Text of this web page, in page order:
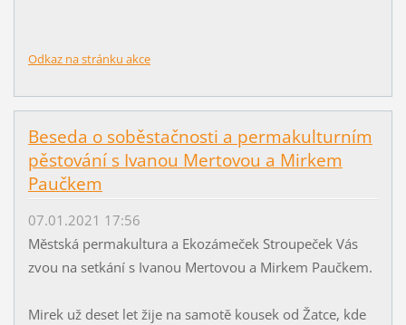
Odkaz na stránku akce
Beseda o soběstačnosti a permakulturním
pěstování s Ivanou Mertovou a Mirkem
Paučkem
07.01.2021 17:56
Městská permakultura a Ekozámeček Stroupeček Vás
zvou na setkání s Ivanou Mertovou a Mirkem Paučkem.
Mirek už deset let žije na samotě kousek od Žatce, kde